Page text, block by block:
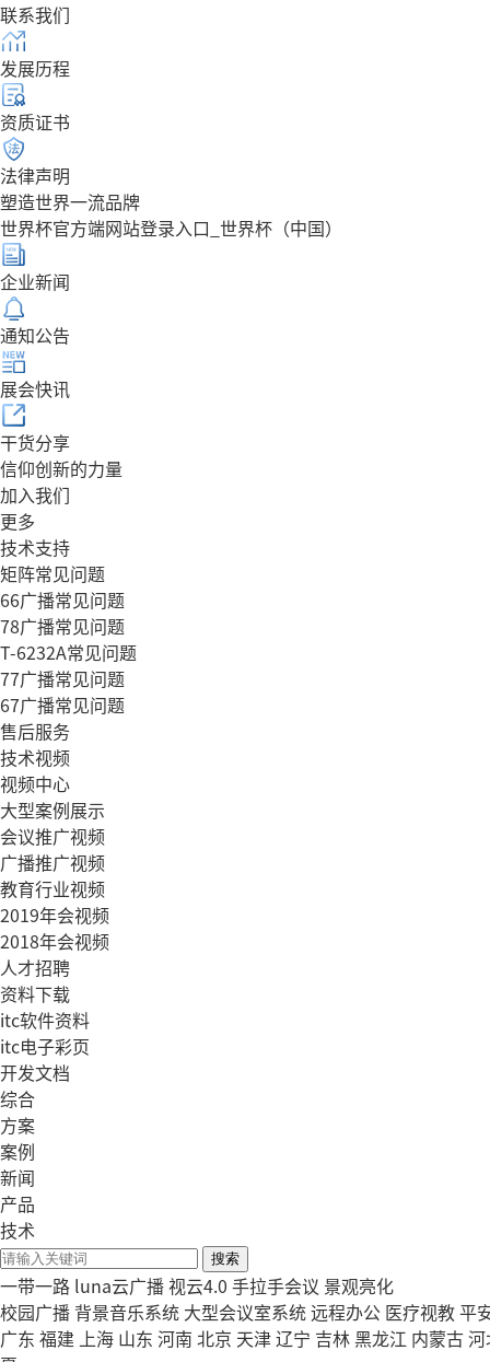
联系我们
发展历程
资质证书
法律声明
塑造世界一流品牌
世界杯官方端网站登录入口_世界杯（中国）
企业新闻
通知公告
展会快讯
干货分享
信仰创新的力量
加入我们
更多
技术支持
矩阵常见问题
66广播常见问题
78广播常见问题
T-6232A常见问题
77广播常见问题
67广播常见问题
售后服务
技术视频
视频中心
大型案例展示
会议推广视频
广播推广视频
教育行业视频
2019年会视频
2018年会视频
人才招聘
资料下载
itc软件资料
itc电子彩页
开发文档
综合
方案
案例
新闻
产品
技术
搜索
一带一路 luna云广播 视云4.0 手拉手会议 景观亮化
校园广播 背景音乐系统 大型会议室系统远程办公 医疗视教平
广东 福建 上海 山东 河南 北京 天津辽宁 吉林黑龙江 内蒙古